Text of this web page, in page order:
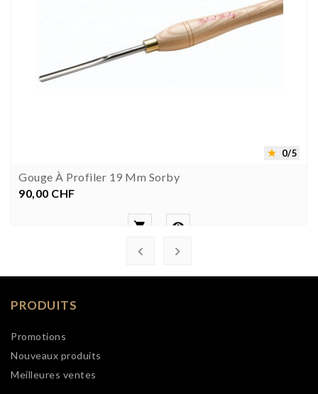
 0/5
Gouge À Profiler 19 Mm Sorby
Prix
90,00 CHF
 
 
PRODUITS
Promotions
Nouveaux produits
Meilleures ventes